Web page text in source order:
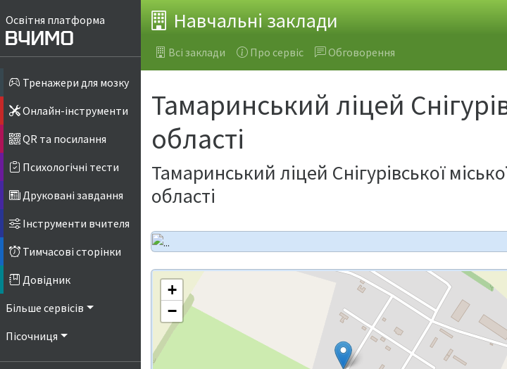
Освітня платформа
Тренажери для мозку
Онлайн-інструменти
QR та посилання
Психологічні тести
Друковані завдання
Інструменти вчителя
Тимчасові сторінки
Довідник
Більше сервісів
Пісочниця
Навчальні заклади
Всі заклади Про сервіс Обговорення
Тамаринський ліцей
області
Тамаринський ліцей Снігурівської
області
+
−